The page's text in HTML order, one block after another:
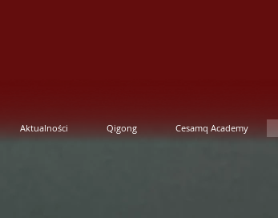
Aktualności Qigong Cesamq Academy